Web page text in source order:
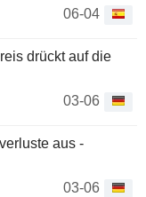
06-04
drückt auf die
03-06
aus -
03-06